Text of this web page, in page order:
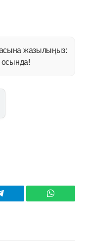
жазылыңыз:
осында!